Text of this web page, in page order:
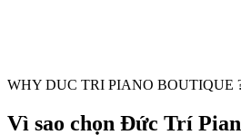
WHY DUC TRI PIANO BOUTIQUE
Vì sao chọn Đức Trí